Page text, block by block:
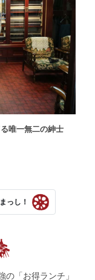
唯一無二の紳士
っし！
の「お得ランチ」